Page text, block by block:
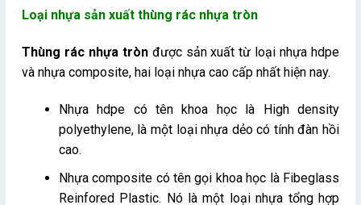
Loại nhựa sản xuất thùng rác nhựa tròn
Thùng rác nhựa trònđược sản xuất từ loại nhựa hdpe
và nhựa composite, hai loại nhựa cao cấp nhất hiện nay.
Nhựa hdpe có tên khoa học là High density
polyethylene, là một loại nhựa dẻo có tính đàn hồi
cao.
Nhựa composite có tên gọi khoa học là Fibeglass
Reinfored Plastic. Nó là một loại nhựa tổng hợp